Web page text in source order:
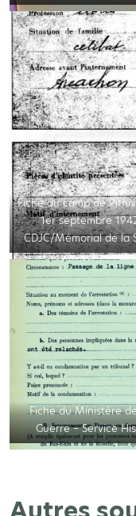
Fiche du camp de
1er septembre
CDJC/Mémorial de la
Fiche du Ministère
Guerre – Service